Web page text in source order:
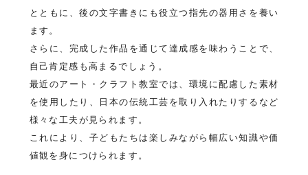
とともに、後の文字書きにも役立つ指先の器用さを養い
ます。
さらに、完成した作品を通じて達成感を味わうことで、
自己肯定感も高まるでしょう。
最近のアート・クラフト教室では、環境に配慮した素材
を使用したり、日本の伝統工芸を取り入れたりするなど
様々な工夫が見られます。
これにより、子どもたちは楽しみながら幅広い知識や価
値観を身につけられます。